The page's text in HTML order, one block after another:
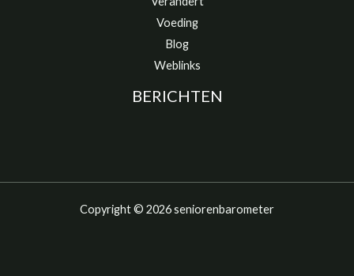
Voeding
Blog
Weblinks
BERICHTEN
Copyright © 2026 seniorenbarometer